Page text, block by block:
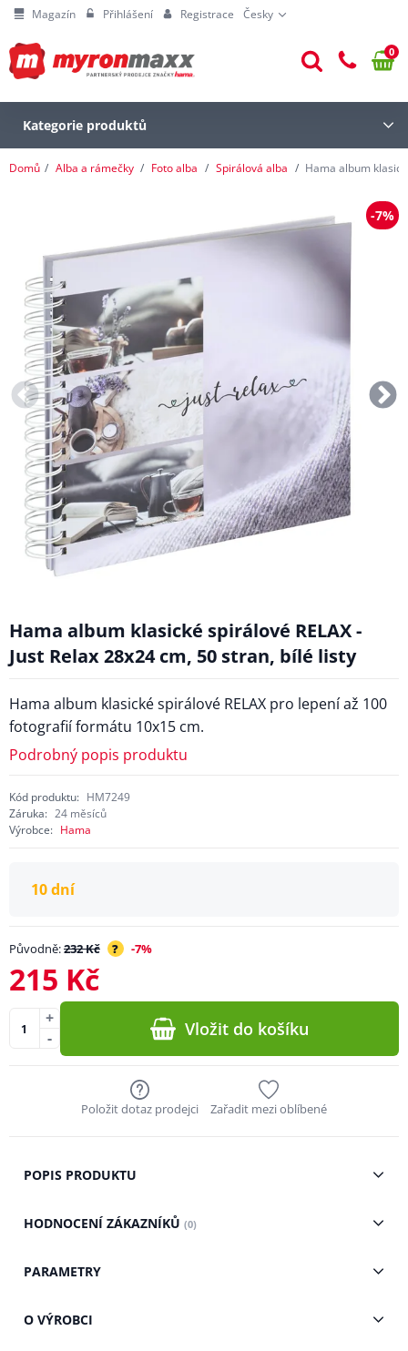
Magazín Přihlášení Registrace Česky
0
Kategorie produktů
Domů Alba a rámečky Foto alba Spirálová alba Hama album
-7%
Hama album klasické spirálové RELAX -
Just Relax 28x24 cm, 50 stran, bílé listy
Hama album klasické spirálové RELAX pro lepení až 100
fotografií formátu 10x15 cm.
Podrobný popis produktu
Kód produktu: HM7249
Záruka: 24 měsíců
Výrobce: Hama
10 dní
Původně:232 Kč ? -7%
215 Kč
-
+ Vložit do košíku
Položit dotaz prodejci Zařadit mezi oblíbené
POPIS PRODUKTU
HODNOCENÍ ZÁKAZNÍKŮ (0)
PARAMETRY
O VÝROBCI